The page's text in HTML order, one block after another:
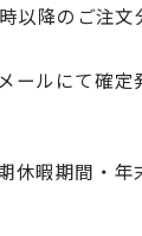
以降のご注
ールにて確
休暇期間・年